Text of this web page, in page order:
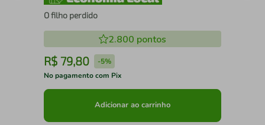
O filho perdido
2.800 pontos
R$ 79,80 -5%
No pagamento com Pix
Adicionar ao carrinho